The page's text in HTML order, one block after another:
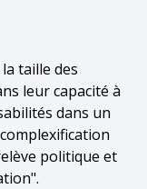
taille des
leur capacité à
dans un
politique et